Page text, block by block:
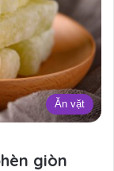
Ăn vặt
giòn